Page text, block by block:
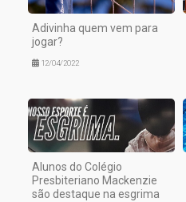
Adivinha quem vem para
jogar?
12/04/2022
Alunos do Colégio
Presbiteriano Mackenzie
são destaque na esgrima